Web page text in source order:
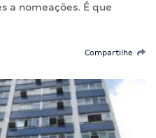
a nomeações. É que
Compartilhe